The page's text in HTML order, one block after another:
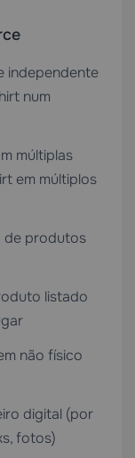
independente
num
múltiplas
em múltiplos
de produtos
listado
não físico
digital (por
fotos)